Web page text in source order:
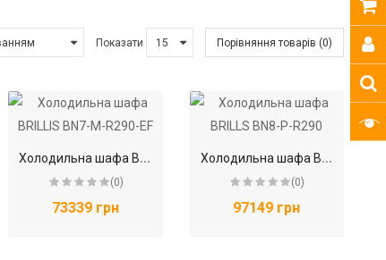
Показати Порівняння товарів (0)
Х
олодильна шафа BRILLIS BN7-M-R290-EF
(0)
73339 грн
Х
олодильна шафа BRILLS BN8-P-R290
(0)
97149 грн